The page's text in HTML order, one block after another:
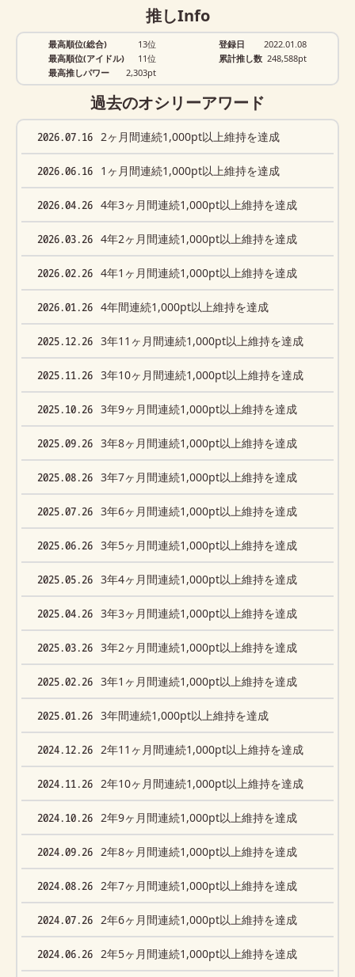
推しInfo
最高順位(総合)
13位
最高順位(アイドル)
11位
最高推しパワー
2,303pt
登録日
2022.01.08
累計推し数 248,588pt
過去のオシリーアワード
2026.07.16 2ヶ月間連続1,000pt以上維持を達成
2026.06.16 1ヶ月間連続1,000pt以上維持を達成
2026.04.26 4年3ヶ月間連続1,000pt以上維持を達成
2026.03.26 4年2ヶ月間連続1,000pt以上維持を達成
2026.02.26 4年1ヶ月間連続1,000pt以上維持を達成
2026.01.26 4年間連続1,000pt以上維持を達成
2025.12.26 3年11ヶ月間連続1,000pt以上維持を達成
2025.11.26 3年10ヶ月間連続1,000pt以上維持を達成
2025.10.26 3年9ヶ月間連続1,000pt以上維持を達成
2025.09.26 3年8ヶ月間連続1,000pt以上維持を達成
2025.08.26 3年7ヶ月間連続1,000pt以上維持を達成
2025.07.26 3年6ヶ月間連続1,000pt以上維持を達成
2025.06.26 3年5ヶ月間連続1,000pt以上維持を達成
2025.05.26 3年4ヶ月間連続1,000pt以上維持を達成
2025.04.26 3年3ヶ月間連続1,000pt以上維持を達成
2025.03.26 3年2ヶ月間連続1,000pt以上維持を達成
2025.02.26 3年1ヶ月間連続1,000pt以上維持を達成
2025.01.26 3年間連続1,000pt以上維持を達成
2024.12.26 2年11ヶ月間連続1,000pt以上維持を達成
2024.11.26 2年10ヶ月間連続1,000pt以上維持を達成
2024.10.26 2年9ヶ月間連続1,000pt以上維持を達成
2024.09.26 2年8ヶ月間連続1,000pt以上維持を達成
2024.08.26 2年7ヶ月間連続1,000pt以上維持を達成
2024.07.26 2年6ヶ月間連続1,000pt以上維持を達成
2024.06.26 2年5ヶ月間連続1,000pt以上維持を達成